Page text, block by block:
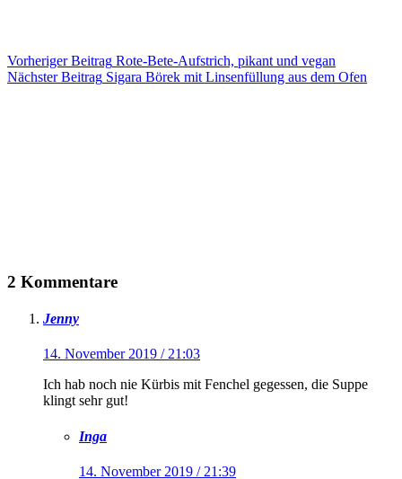
VorherigerBeitrag Rote-Bete-Aufstrich, pikant und vegan
NächsterBeitrag Sigara Börek mit Linsenfüllung aus dem Ofen
2 Kommentare
Jenny
14. November 2019 / 21:03
Ich hab noch nie Kürbis mit Fenchel gegessen, die Suppe
klingt sehr gut!
Inga
14. November 2019 / 21:39